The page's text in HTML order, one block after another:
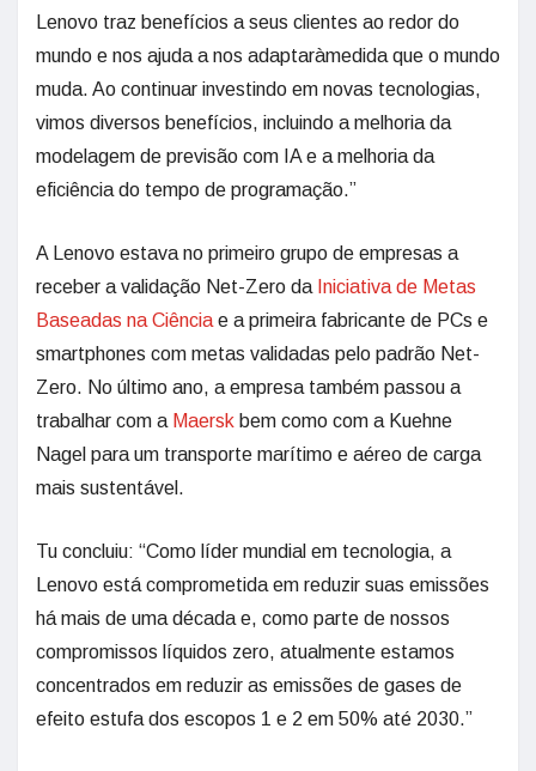
Lenovo traz benefícios a seus clientes ao redor do
mundo e nos ajuda a nos adaptaràmedida que o mundo
muda. Ao continuar investindo em novas tecnologias,
vimos diversos benefícios, incluindo a melhoria da
modelagem de previsão com IA e a melhoria da
eficiência do tempo de programação.”
A Lenovo estava no primeiro grupo de empresas a
receber a validação Net-Zero da Iniciativa de Metas
Baseadas na Ciência e a primeira fabricante de PCs e
smartphones com metas validadas pelo padrão Net-
Zero. No último ano, a empresa também passou a
trabalhar com a Maersk bem como com a Kuehne
Nagel para um transporte marítimo e aéreo de carga
mais sustentável.
Tu concluiu: “Como líder mundial em tecnologia, a
Lenovo está comprometida em reduzir suas emissões
há mais de uma década e, como parte de nossos
compromissos líquidos zero, atualmente estamos
concentrados em reduzir as emissões de gases de
efeito estufa dos escopos 1 e 2 em 50% até 2030.”